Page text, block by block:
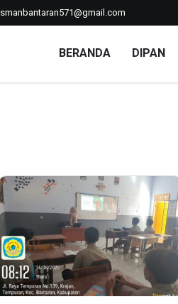
smanbantaran571@gmail.com
BERANDA DIPAN